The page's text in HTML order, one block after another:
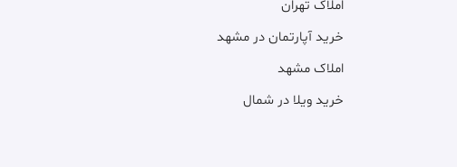
املاک تهران
خرید آپارتمان در مشهد
املاک مشهد
خرید ویلا در شمال